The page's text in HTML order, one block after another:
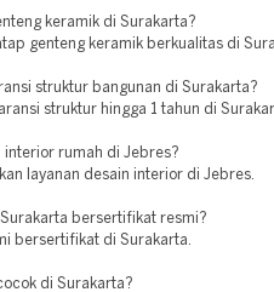
keramik di Surakarta?
genteng keramik berkualitas di
struktur bangunan di Surakarta?
struktur hingga 1 tahun di
interior rumah di Jebres?
layanan desain interior di Jebres.
bersertifikat resmi?
bersertifikat di Surakarta.
di Surakarta?